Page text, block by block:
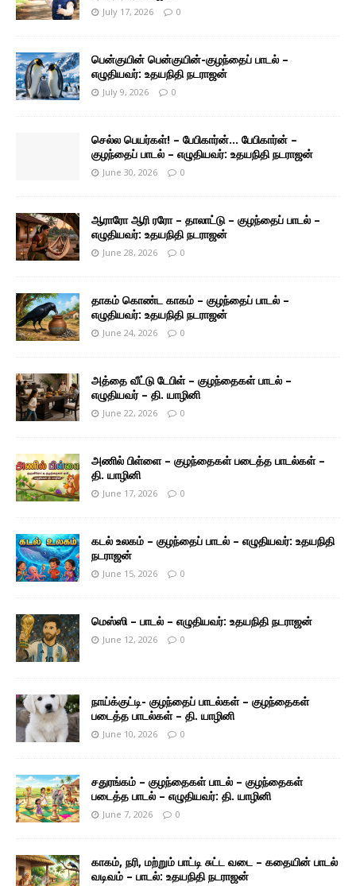
July 17, 2026 0
பென்குயின் பென்குயின்-குழந்தைப் பாடல் –
எழுதியவர்: உதயநிதி நடராஜன்
July 9, 2026 0
செல்ல பெயர்கள்! – பேபிகார்ன்… பேபிகார்ன் –
குழந்தைப் பாடல் – எழுதியவர்: உதயநிதி நடராஜன்
June 30, 2026 0
ஆராரோ ஆரி ரரோ – தாலாட்டு – குழந்தைப் பாடல் –
எழுதியவர்: உதயநிதி நடராஜன்
June 28, 2026 0
தாகம் கொண்ட காகம் – குழந்தைப் பாடல் –
எழுதியவர்: உதயநிதி நடராஜன்
June 24, 2026 0
அத்தை வீட்டு டேபிள் – குழந்தைகள் பாடல் –
எழுதியவர் – தி. யாழினி
June 22, 2026 0
அணில் பிள்ளை – குழந்தைகள் படைத்த பாடல்கள் –
தி. யாழினி
June 17, 2026 0
கடல் உலகம் – குழந்தைப் பாடல் – எழுதியவர்: உதயநிதி
நடராஜன்
June 15, 2026 0
மெஸ்ஸி – பாடல் – எழுதியவர்: உதயநிதி நடராஜன்
June 12, 2026 0
நாய்க்குட்டி- குழந்தைப் பாடல்கள் – குழந்தைகள்
படைத்த பாடல்கள் – தி. யாழினி
June 10, 2026 0
சதுரங்கம் – குழந்தைகள் பாடல் – குழந்தைகள்
படைத்த பாடல் – எழுதியவர்: தி. யாழினி
June 7, 2026 0
காகம், நரி, மற்றும் பாட்டி சுட்ட வடை – கதையின் பாடல்
வடிவம் – பாடல்: உதயநிதி நடராஜன்